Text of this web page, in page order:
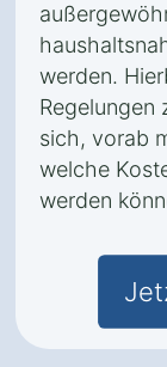
werden.
Regelungen
sich, vorab
welche
werden